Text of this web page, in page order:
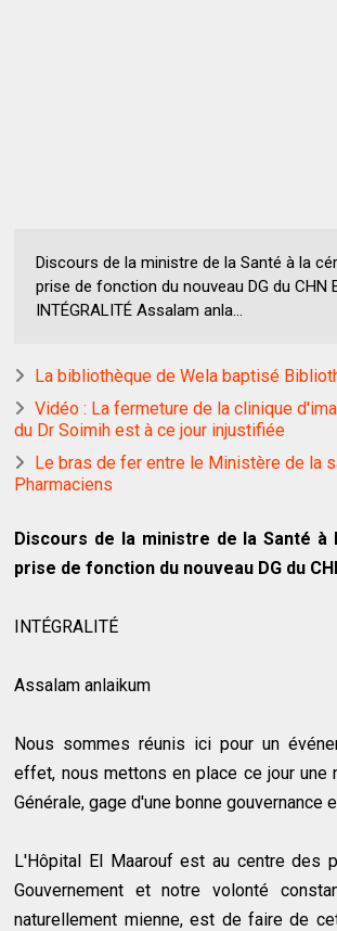
Discours de la ministre de la Santé à la
prise de fonction du nouveau DG du CHN
INTÉGRALITÉ Assalam anla...
La bibliothèque de Wela baptisé
Vidéo : La fermeture de la clinique
du Dr Soimih est à ce jour injustifiée
Le bras de fer entre le Ministère de la
Pharmaciens
Discours de la ministre de la Santé à
prise de fonction du nouveau DG du
INTÉGRALITÉ
Assalam anlaikum
Nous sommes réunis ici pour un
effet, nous mettons en place ce jour une
Générale, gage d'une bonne gouvernance
L'Hôpital El Maarouf est au centre des
Gouvernement et notre volonté
naturellement mienne, est de faire de